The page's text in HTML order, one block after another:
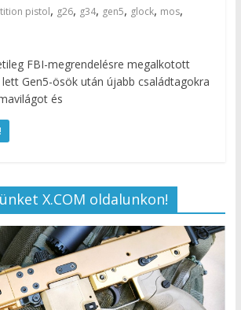
pistol, g26, g34, gen5, glock, mos,
FBI-megrendelésre megalkotott
Gen5-ösök után újabb családtagokra
és
X.COM oldalunkon!